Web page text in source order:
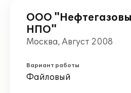
ООО
НПО"
Москва, Август 2008
Вариант работы
Файловый